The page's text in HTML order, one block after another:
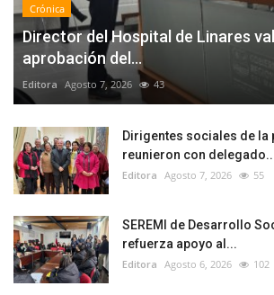
Crónica
Director del Hospital de Linares
aprobación del...
Editora Agosto 7, 2026 43
Dirigentes sociales de la
reunieron con
Editora Agosto 7, 2026 55
SEREMI de Desarrollo
refuerza apoyo al...
Editora Agosto 6, 2026 102